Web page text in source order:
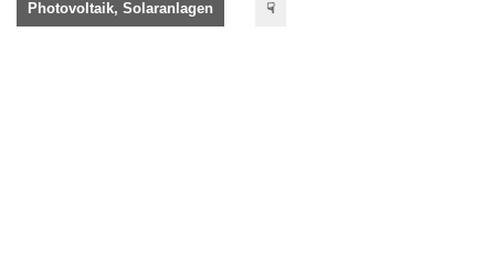
Photovoltaik, Solaranlagen ☟